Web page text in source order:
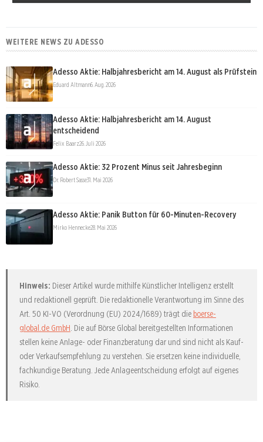
WEITERE NEWS ZU ADESSO
Adesso Aktie: Halbjahresbericht am 14. August als Prüfstein
Eduard Altmann6. Aug. 2026
Adesso Aktie: Halbjahresbericht am 14. August
entscheidend
Felix Baarz26. Juli 2026
Adesso Aktie: 32 Prozent Minus seit Jahresbeginn
Dr. Robert Sasse31. Mai 2026
Adesso Aktie: Panik Button für 60-Minuten-Recovery
Mirko Hennecke28. Mai 2026
Hinweis: Dieser Artikel wurde mithilfe Künstlicher Intelligenz erstellt
und redaktionell geprüft. Die redaktionelle Verantwortung im Sinne des
Art. 50 KI-VO (Verordnung (EU) 2024/1689) trägt die boerse-
global.de GmbH . Die auf Börse Global bereitgestellten Informationen
stellen keine Anlage- oder Finanzberatung dar und sind nicht als Kauf-
oder Verkaufsempfehlung zu verstehen. Sie ersetzen keine individuelle,
fachkundige Beratung. Jede Anlageentscheidung erfolgt auf eigenes
Risiko.